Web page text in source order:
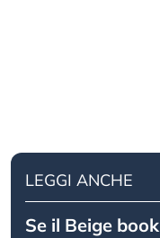
LEGGI ANCHE
Se il Beige